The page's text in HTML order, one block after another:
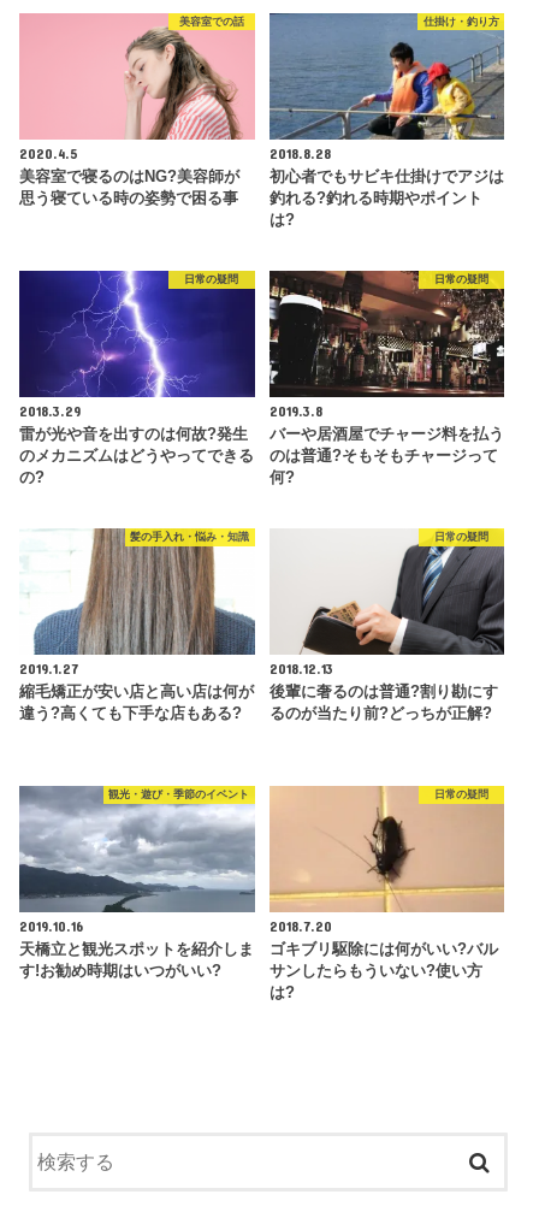
美容室での話
2020.4.5
美容室で寝るのはNG?美容師が
思う寝ている時の姿勢で困る事
仕掛け・釣り方
2018.8.28
初心者でもサビキ仕掛けでアジは
釣れる?釣れる時期やポイント
は?
日常の疑問
2018.3.29
雷が光や音を出すのは何故?発生
のメカニズムはどうやってできる
の?
日常の疑問
2019.3.8
バーや居酒屋でチャージ料を払う
のは普通?そもそもチャージって
何?
髪の手入れ・悩み・知識
2019.1.27
縮毛矯正が安い店と高い店は何が
違う?高くても下手な店もある?
日常の疑問
2018.12.13
後輩に奢るのは普通?割り勘にす
るのが当たり前?どっちが正解?
観光・遊び・季節のイベント
2019.10.16
天橋立と観光スポットを紹介しま
す!お勧め時期はいつがいい?
日常の疑問
2018.7.20
ゴキブリ駆除には何がいい?バル
サンしたらもういない?使い方
は?